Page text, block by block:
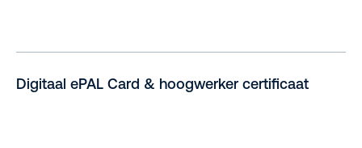
Digitaal ePAL Card & hoogwerker certificaat